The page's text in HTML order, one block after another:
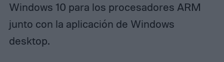
Windows 10 para los procesadores ARM
junto con la aplicación de Windows
desktop.